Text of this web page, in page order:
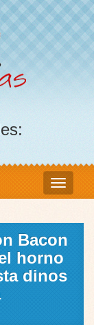
Bacon
horno
dinos